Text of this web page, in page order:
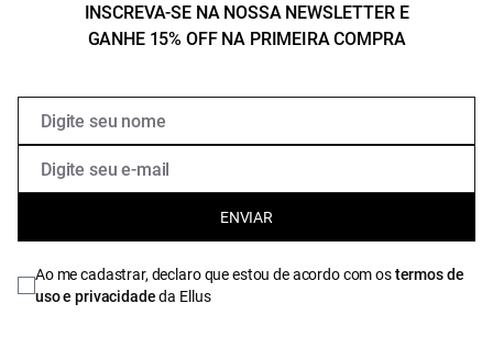
INSCREVA-SE NA NOSSA NEWSLETTER E
GANHE 15% OFF NA PRIMEIRA COMPRA
ENVIAR
Ao me cadastrar, declaro que estou de acordo com ostermos de
uso e privacidadeda Ellus